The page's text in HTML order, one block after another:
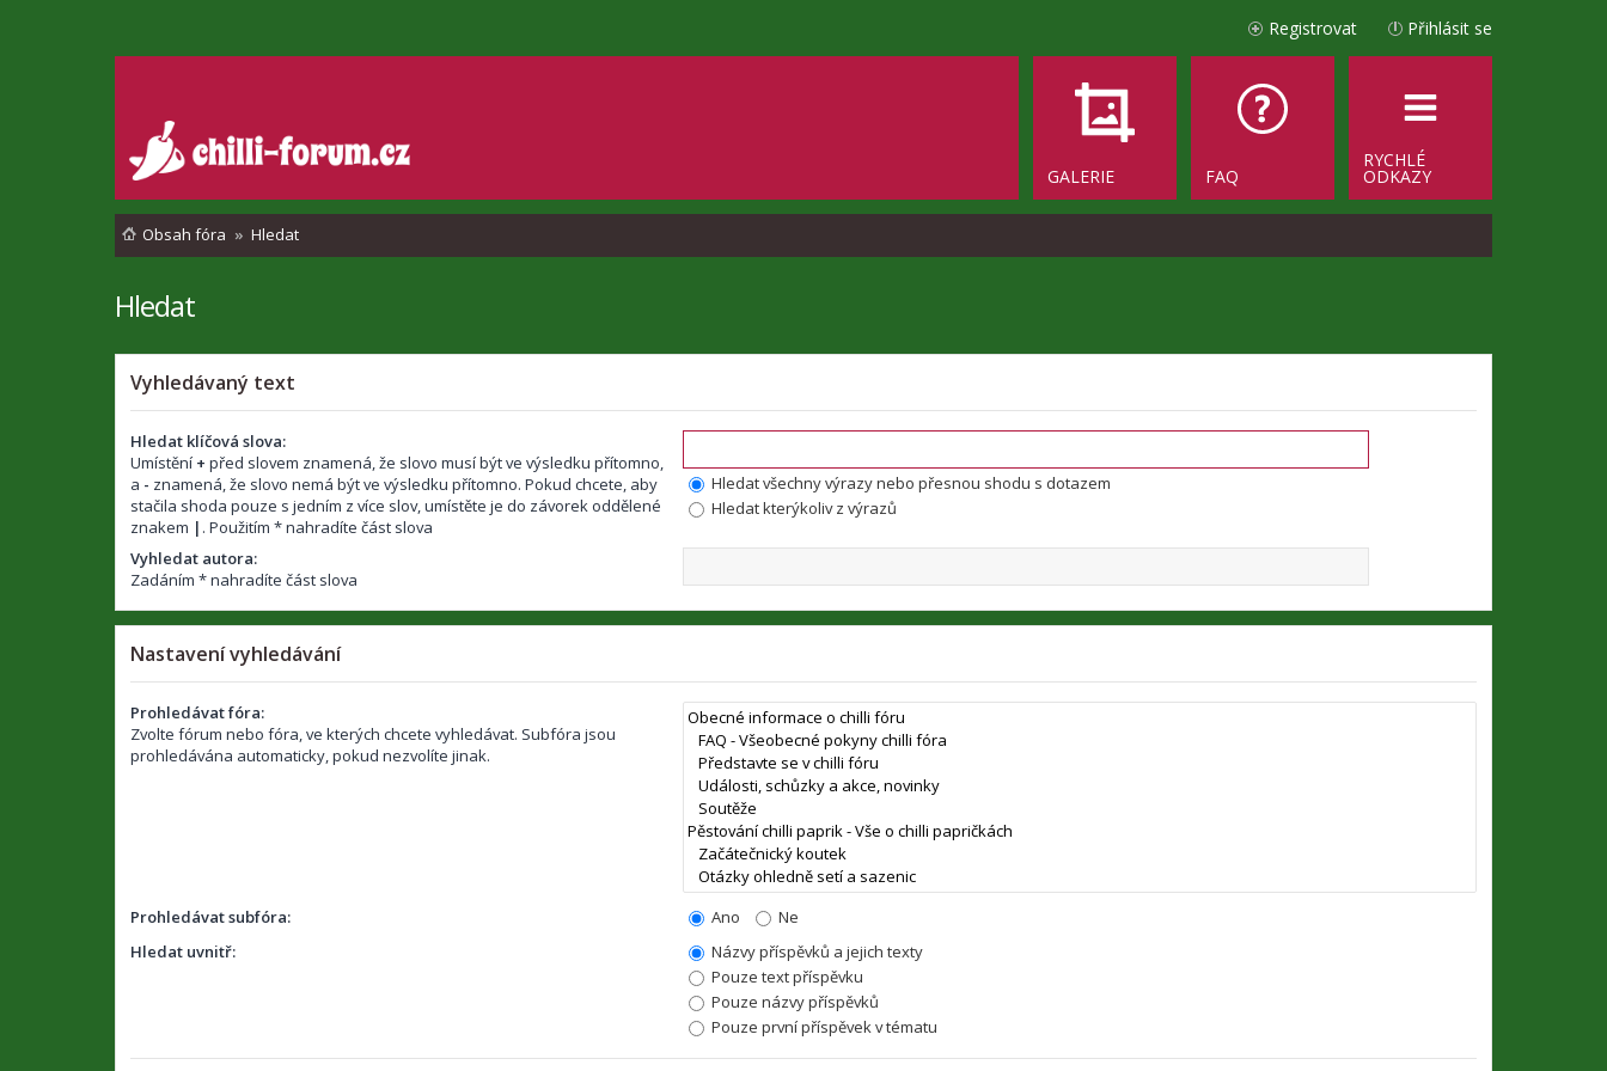
Přihlásit se
Registrovat
RYCHLÉ
ODKAZY
FAQ
GALERIE
Obsah fóra Hledat
Hledat
Vyhledávaný text
Hledat klíčová slova:
Umístění + před slovem znamená, že slovo musí být ve výsledku přítomno,
a - znamená, že slovo nemá být ve výsledku přítomno. Pokud chcete, aby
stačila shoda pouze s jedním z více slov, umístěte je do závorek oddělené
znakem | . Použitím * nahradíte část slova
Hledat všechny výrazy nebo přesnou shodu s dotazem
Hledat kterýkoliv z výrazů
Vyhledat autora:
Zadáním * nahradíte část slova
Nastavení vyhledávání
Prohledávat fóra:
Zvolte fórum nebo fóra, ve kterých chcete vyhledávat. Subfóra jsou
prohledávána automaticky, pokud nezvolíte jinak.
Prohledávat subfóra: Ano
Ne
Hledat uvnitř:
Názvy příspěvků a jejich texty
Pouze text příspěvku
Pouze názvy příspěvků
Pouze první příspěvek v tématu